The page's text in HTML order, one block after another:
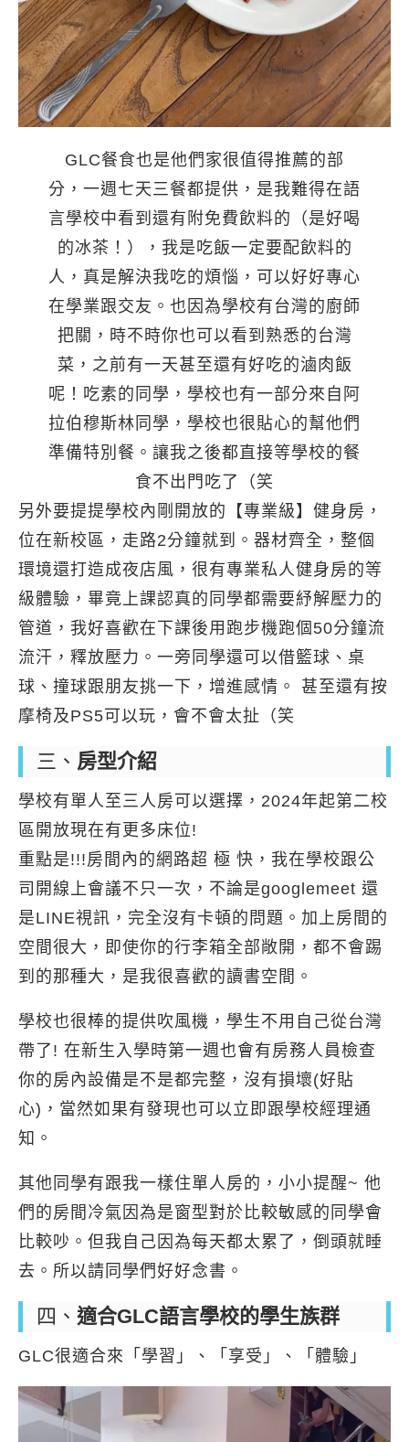
GLC餐食也是他們家很值得推薦的部
分，一週七天三餐都提供，是我難得在語
言學校中看到還有附免費飲料的（是好喝
的冰茶！），我是吃飯一定要配飲料的
人，真是解決我吃的煩惱，可以好好專心
在學業跟交友。也因為學校有台灣的廚師
把關，時不時你也可以看到熟悉的台灣
菜，之前有一天甚至還有好吃的滷肉飯
呢！吃素的同學，學校也有一部分來自阿
拉伯穆斯林同學，學校也很貼心的幫他們
準備特別餐。讓我之後都直接等學校的餐
食不出門吃了（笑
另外要提提學校內剛開放的【專業級】健身房，
位在新校區，走路2分鐘就到。器材齊全，整個
環境還打造成夜店風，很有專業私人健身房的等
級體驗，畢竟上課認真的同學都需要紓解壓力的
管道，我好喜歡在下課後用跑步機跑個50分鐘流
流汗，釋放壓力。一旁同學還可以借籃球、桌
球、撞球跟朋友挑一下，增進感情。 甚至還有按
摩椅及PS5可以玩，會不會太扯（笑
三、 房型介紹
學校有單人至三人房可以選擇，2024年起第二校
區開放現在有更多床位!
重點是!!!房間內的網路超 極 快，我在學校跟公
司開線上會議不只一次，不論是googlemeet 還
是LINE視訊，完全沒有卡頓的問題。加上房間的
空間很大，即使你的行李箱全部敞開，都不會踢
到的那種大，是我很喜歡的讀書空間。
學校也很棒的提供吹⾵機，學生不用自己從台灣
帶了! 在新生入學時第一週也會有房務人員檢查
你的房內設備是不是都完整，沒有損壞(好貼
心)，當然如果有發現也可以立即跟學校經理通
知。
其他同學有跟我一樣住單人房的，小小提醒~ 他
們的房間冷氣因為是窗型對於比較敏感的同學會
比較吵。但我自己因為每天都太累了，倒頭就睡
去。所以請同學們好好念書。
四、 適合GLC語言學校的學生族群
GLC很適合來「學習」、「享受」、「體驗」